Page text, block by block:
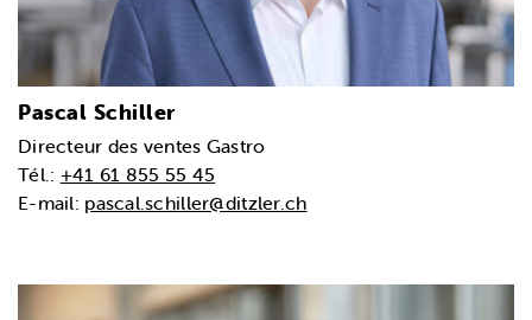
Pascal Schiller
Directeur des ventes Gastro
Tél.: +41 61 855 55 45
E-mail: pascal.schiller@ditzler.ch